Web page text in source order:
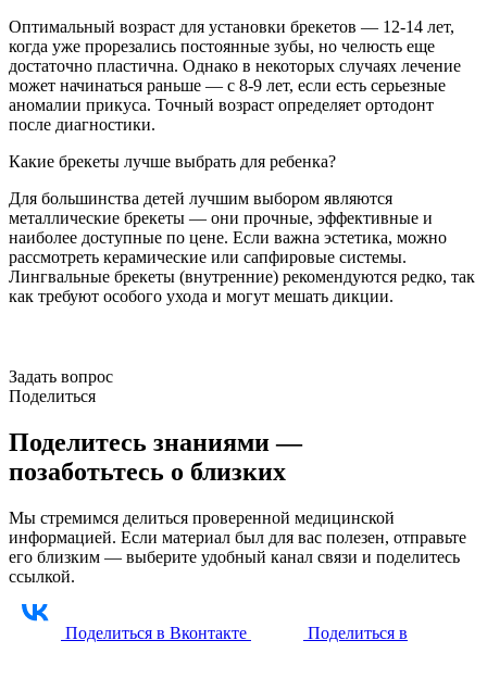
Оптимальный возраст для установки брекетов — 12-14 лет,
когда уже прорезались постоянные зубы, но челюсть еще
достаточно пластична. Однако в некоторых случаях лечение
может начинаться раньше — с 8-9 лет, если есть серьезные
аномалии прикуса. Точный возраст определяет ортодонт
после диагностики.
Какие брекеты лучше выбрать для ребенка?
Для большинства детей лучшим выбором являются
металлические брекеты — они прочные, эффективные и
наиболее доступные по цене. Если важна эстетика, можно
рассмотреть керамические или сапфировые системы.
Лингвальные брекеты (внутренние) рекомендуются редко, так
как требуют особого ухода и могут мешать дикции.
Задать вопрос
Поделиться
Поделитесь знаниями —
позаботьтесь о близких
Мы стремимся делиться проверенной медицинской
информацией. Если материал был для вас полезен, отправьте
его близким — выберите удобный канал связи и поделитесь
ссылкой.
Поделиться в Вконтакте Поделиться в